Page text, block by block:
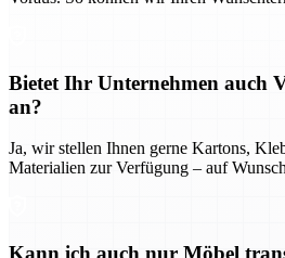
Bietet Ihr Unternehmen auch
an?
Ja, wir stellen Ihnen gerne Kartons,
Materialien zur Verfügung – auf
Kann ich auch nur Möbel